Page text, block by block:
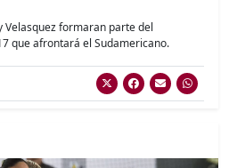
Velasquez formaran parte del
que afrontará el Sudamericano.